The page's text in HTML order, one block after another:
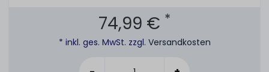
74,99 € *
* inkl. ges. MwSt. zzgl. Versandkosten